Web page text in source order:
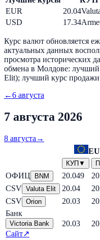
EUR
20.04
USD
17.34
Курс валют обновляется
актуальных данных
просмотра исторических
обмена в Молдове:
Elit); лучший курс
←6 августа
7 августа 2026
8 августа →
КУП ▼
ОФИЦ BNM 20.049
CSV Valuta Elit 20.04
CSV Orion 20.03
Банк
Victoria Bank
Сайт↗
20.03